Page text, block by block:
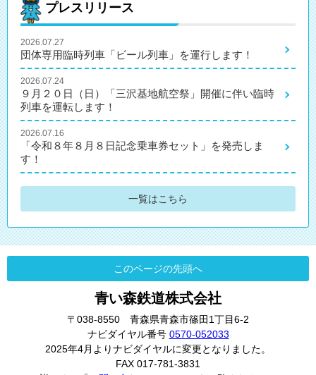
プレスリリース
2026.07.27
団体専用臨時列車「ビール列車」を運行します！
2026.07.24
９月２０日（日）「三沢基地航空祭」開催に伴い臨時
列車を運転します！
2026.07.16
「令和８年８月８日記念乗車券セット」を発売しま
す！
一覧はこちら
このページの先頭へ
青い森鉄道株式会社
〒038-8550 青森県青森市篠田1丁目6-2
ナビダイヤル番号 0570-052033
2025年4月よりナビダイヤルに変更となりました。
FAX 017-781-3831